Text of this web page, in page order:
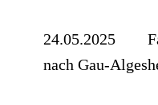
24.05.2025
nach Gau-